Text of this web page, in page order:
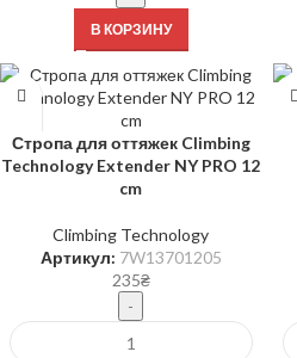
В КОРЗИНУ
Стропа для оттяжек Climbing
Technology Extender NY PRO 12
cm
Climbing Technology
Артикул: 7W13701205
235₴